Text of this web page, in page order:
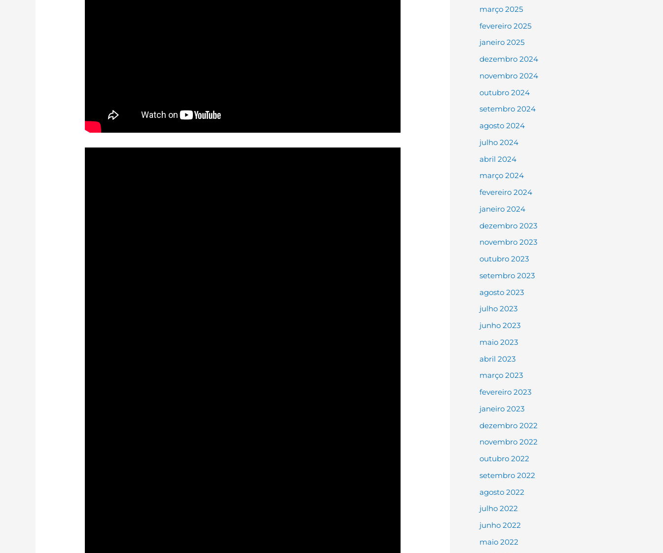
março 2025
fevereiro 2025
janeiro 2025
dezembro 2024
novembro 2024
outubro 2024
setembro 2024
agosto 2024
julho 2024
abril 2024
março 2024
fevereiro 2024
janeiro 2024
dezembro 2023
novembro 2023
outubro 2023
setembro 2023
agosto 2023
julho 2023
junho 2023
maio 2023
abril 2023
março 2023
fevereiro 2023
janeiro 2023
dezembro 2022
novembro 2022
outubro 2022
setembro 2022
agosto 2022
julho 2022
junho 2022
maio 2022